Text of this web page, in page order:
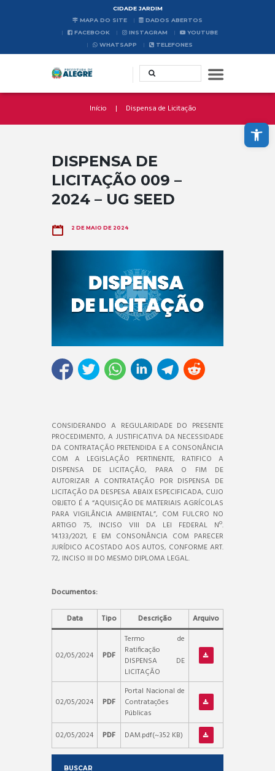
Abrir a barra de ferramentas
CIDADE JARDIM
MAPA DO SITE
DADOS ABERTOS
FACEBOOK
INSTAGRAM
YOUTUBE
WHATSAPP
TELEFONES
Início Dispensa de Licitação
DISPENSA DE
LICITAÇÃO 009 –
2024 – UG SEED
2 DE MAIO DE 2024
CONSIDERANDO A REGULARIDADE DO PRESENTE
PROCEDIMENTO, A JUSTIFICATIVA DA NECESSIDADE
DA CONTRATAÇÃO PRETENDIDA E A CONSONÂNCIA
COM A LEGISLAÇÃO PERTINENTE, RATIFICO A
DISPENSA DE LICITAÇÃO, PARA O FIM DE
AUTORIZAR A CONTRATAÇÃO POR DISPENSA DE
LICITAÇÃO DA DESPESA ABAIX ESPECIFICADA, CUJO
OBJETO É A “AQUISIÇÃO DE MATERIAIS AGRÍCOLAS
PARA VIGILÂNCIA AMBIENTAL”, COM FULCRO NO
ARTIGO 75, INCISO VIII DA LEI FEDERAL Nº.
14.133/2021, E EM CONSONÂNCIA COM PARECER
JURÍDICO ACOSTADO AOS AUTOS, CONFORME ART.
72, INCISO III DO MESMO DIPLOMA LEGAL.
Documentos:
Data Tipo Descrição Arquivo
02/05/2024 PDF
Termo de
Ratificação
DISPENSA DE
LICITAÇÃO
02/05/2024 PDF
Portal Nacional de
Contratações
Públicas
02/05/2024
PDF DAM.pdf(~352 KB)
BUSCAR